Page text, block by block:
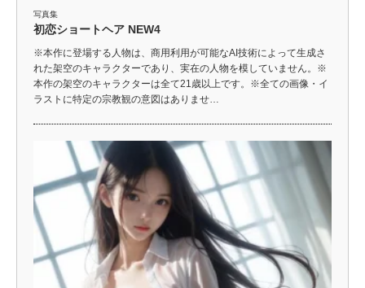
写真集
初恋ショートヘア NEW4
※本作に登場する人物は、商用利用が可能なAI技術によって生成さ
れた架空のキャラクターであり、実在の人物を模していません。※
本作の架空のキャラクターは全て21歳以上です。※全ての画像・イ
ラストに特定の宗教観の意図はありませ…